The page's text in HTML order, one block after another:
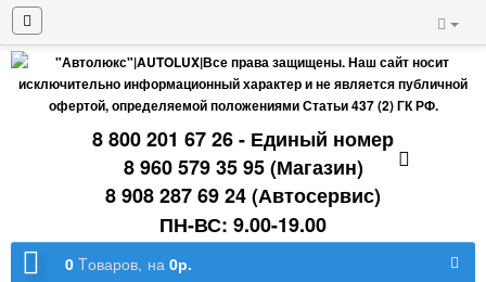
8 800 201 67 26 - Единый номер
8 960 579 35 95 (Магазин)
8 908 287 69 24 (Автосервис)
ПН-ВС: 9.00-19.00
0 Tоваров, на 0р.